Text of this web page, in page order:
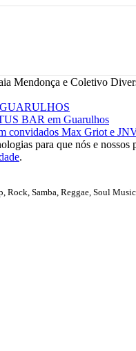
Mendonça e Coletivo
BAR em Guarulhos
convidados Max Griot e
para que nós e
.
Rock, Samba, Reggae, Soul